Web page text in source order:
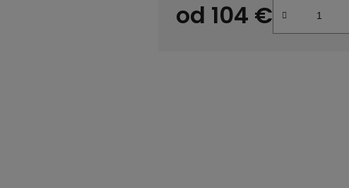
od 104 €
Jednotková cena: